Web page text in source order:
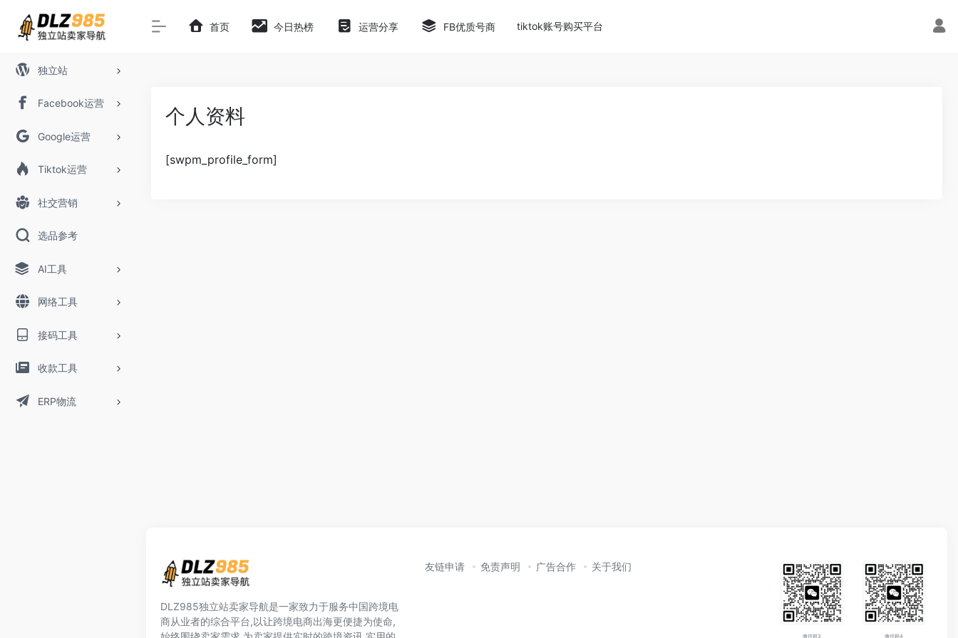
独立站
Facebook运营
Google运营
Tiktok运营
社交营销
选品参考
AI工具
网络工具
接码工具
收款工具
ERP物流
首页 今日热榜 运营分享 FB优质号商 tiktok账号购买平台
个人资料
[swpm_profile_form]
DLZ985独立站卖家导航是一家致力于服务中国跨境电
商从业者的综合平台,以让跨境电商出海更便捷为使命,
友链申请 免责声明 广告合作 关于我们
微信群3 微信群4